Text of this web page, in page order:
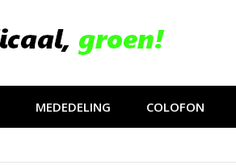
MEDEDELING COLOFON